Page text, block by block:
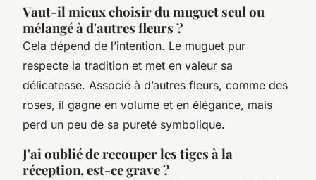
Vaut-il mieux choisir du muguet seul ou
mélangé à d'autres fleurs ?
Cela dépend de l’intention. Le muguet pur
respecte la tradition et met en valeur sa
délicatesse. Associé à d’autres fleurs, comme des
roses, il gagne en volume et en élégance, mais
perd un peu de sa pureté symbolique.
J'ai oublié de recouper les tiges à la
réception, est-ce grave ?